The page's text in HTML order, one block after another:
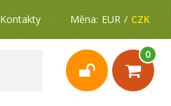
Měna: EUR CZK
Kontakty
0